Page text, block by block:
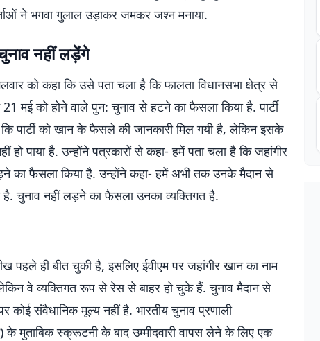
ने भगवा गुलाल उड़ाकर जमकर जश्न मनाया.
नहीं लड़ेंगे
को कहा कि उसे पता चला है कि फालता विधानसभा क्षेत्र से
मई को होने वाले पुन: चुनाव से हटने का फैसला किया है. पार्टी
पार्टी को खान के फैसले की जानकारी मिल गयी है, लेकिन इसके
हो पाया है. उन्होंने पत्रकारों से कहा- हमें पता चला है कि जहांगीर
का फैसला किया है. उन्होंने कहा- हमें अभी तक उनके मैदान से
चुनाव नहीं लड़ने का फैसला उनका व्यक्तिगत है.
पहले ही बीत चुकी है, इसलिए ईवीएम पर जहांगीर खान का नाम
वे व्यक्तिगत रूप से रेस से बाहर हो चुके हैं. चुनाव मैदान से
कोई संवैधानिक मूल्य नहीं है. भारतीय चुनाव प्रणाली
मुताबिक स्क्रूटनी के बाद उम्मीदवारी वापस लेने के लिए एक